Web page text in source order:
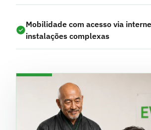
Mobilidade com acesso via
instalações complexas